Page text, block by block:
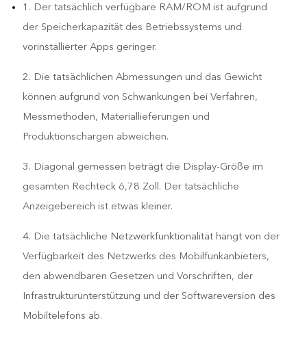
1. Der tatsächlich verfügbare RAM/ROM ist aufgrund
der Speicherkapazität des Betriebssystems und
vorinstallierter Apps geringer.
2. Die tatsächlichen Abmessungen und das Gewicht
können aufgrund von Schwankungen bei Verfahren,
Messmethoden, Materiallieferungen und
Produktionschargen abweichen.
3. Diagonal gemessen beträgt die Display-Größe im
gesamten Rechteck 6,78 Zoll. Der tatsächliche
Anzeigebereich ist etwas kleiner.
4. Die tatsächliche Netzwerkfunktionalität hängt von der
Verfügbarkeit des Netzwerks des Mobilfunkanbieters,
den abwendbaren Gesetzen und Vorschriften, der
Infrastrukturunterstützung und der Softwareversion des
Mobiltelefons ab.